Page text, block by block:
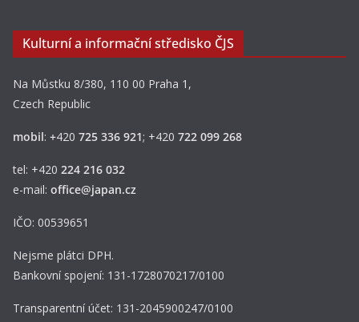
Kulturní a informační středisko ČJS
Na Můstku 8/380, 110 00 Praha 1,
Czech Republic
mobil: +420 725 336 921; +420 722 099 268
tel: +420 224 216 032
e-mail: office@japan.cz
IČO: 00539651
Nejsme plátci DPH.
Bankovní spojení: 131-1728070217/0100
Transparentní účet: 131-2045900247/0100